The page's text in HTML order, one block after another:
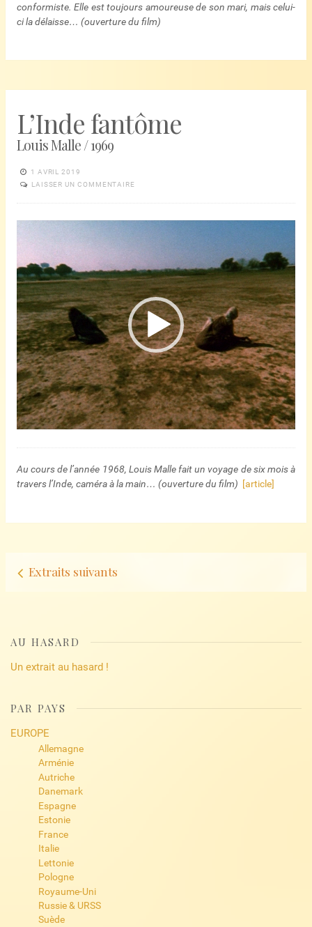
conformiste. Elle est toujours amoureuse de son mari, mais celui-
ci la délaisse… (ouverture du film)
L’Inde fantôme
Louis Malle / 1969
1 AVRIL 2019
LAISSER UN COMMENTAIRE
Au cours de l’année 1968, Louis Malle fait un voyage de six mois à
travers l’Inde, caméra à la main… (ouverture du film) [article]
Navigation
Extraits suivants
AU HASARD
Un extrait au hasard !
PAR PAYS
EUROPE
Allemagne
Arménie
Autriche
Danemark
Espagne
Estonie
France
Italie
Lettonie
Pologne
Royaume-Uni
Russie & URSS
Suède